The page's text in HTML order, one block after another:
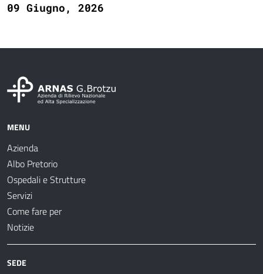
09 Giugno, 2026
MENU
Azienda
Albo Pretorio
Ospedali e Strutture
Servizi
Come fare per
Notizie
SEDE